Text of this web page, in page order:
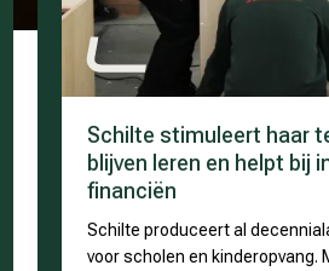
Schilte stimuleert haar
blijven leren en helpt bij
financiën
Schilte produceert al
voor scholen en kinderopvang.